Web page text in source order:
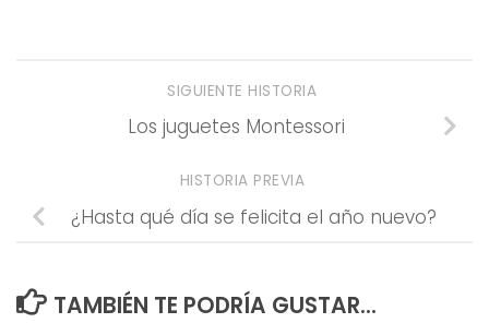
SIGUIENTE HISTORIA
Los juguetes Montessori
HISTORIA PREVIA
¿Hasta qué día se felicita el año nuevo?
TAMBIÉN TE PODRÍA GUSTAR...